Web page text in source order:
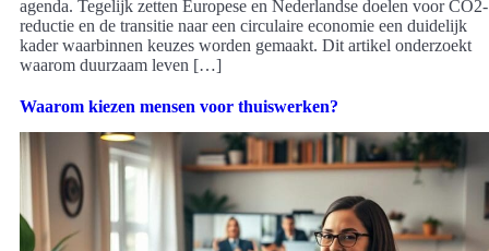
agenda. Tegelijk zetten Europese en Nederlandse doelen voor CO2-
reductie en de transitie naar een circulaire economie een duidelijk
kader waarbinnen keuzes worden gemaakt. Dit artikel onderzoekt
waarom duurzaam leven […]
Waarom kiezen mensen voor thuiswerken?